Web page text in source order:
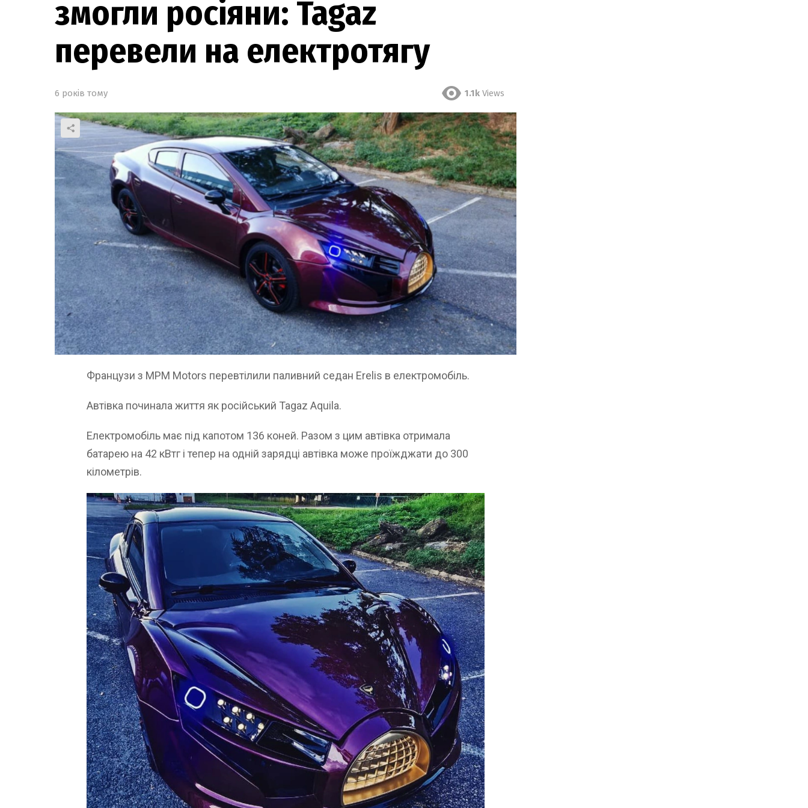
змогли росіяни: Tagaz
перевели на електротягу
6 років тому 1.1k Views
Французи з MPM Motors перевтілили паливний седан Erelis в електромобіль.
Автівка починала життя як російський Tagaz Aquila.
Електромобіль має під капотом 136 коней. Разом з цим автівка отримала
батарею на 42 кВтг і тепер на одній зарядці автівка може проїжджати до 300
кілометрів.